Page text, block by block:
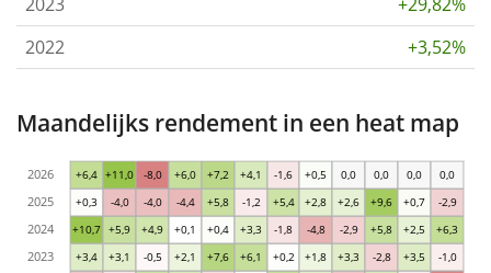
2022
+3,52%
Maandelijks rendement in een heat map
+3,4 +3,1 -0,5 +2,1 +7,6 +6,1 +0,2 +1,8 +3,3 -2,8 +3,5 -1,0
+10,7 +5,9 +4,9 +0,1 +0,4 +3,3 -1,8 -4,8 -2,9 +5,8 +2,5 +6,3
+0,3 -4,0 -4,0 -4,4 +5,8 -1,2 +5,4 +2,8 +2,6 +9,6 +0,7 -2,9
+6,4 +11,0 -8,0 +6,0 +7,2 +4,1 -1,6 +0,5 0,0 0,0 0,0 0,0
2023
2024
2025
2026